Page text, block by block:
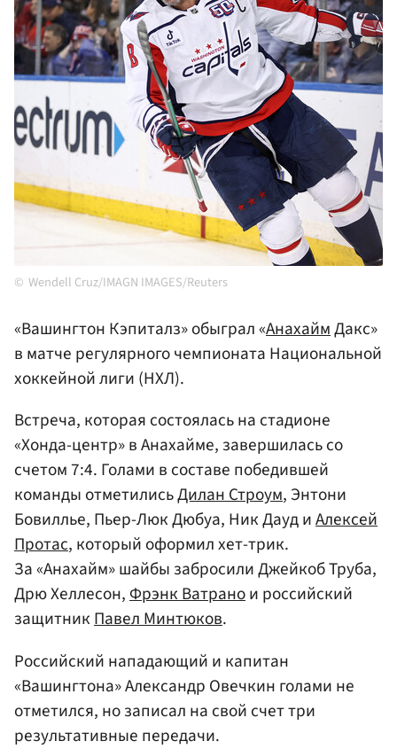
Wendell Cruz/IMAGN IMAGES/Reuters
«Вашингтон Кэпиталз» обыграл «АнахаймДакс»
в матче регулярного чемпионата Национальной
хоккейной лиги (НХЛ).
Встреча, которая состоялась на стадионе
«Хонда-центр» в Анахайме, завершилась со
счетом 7:4. Голами в составе победившей
команды отметилисьДилан Строум, Энтони
Бовиллье, Пьер-Люк Дюбуа, Ник Дауд иАлексей
Протас, который оформил хет-трик.
За «Анахайм» шайбы забросили Джейкоб Труба,
Дрю Хеллесон,Фрэнк Ватранои российский
защитникПавел Минтюков.
Российский нападающий и капитан
«Вашингтона» Александр Овечкин голами не
отметился, но записал на свой счет три
результативные передачи.